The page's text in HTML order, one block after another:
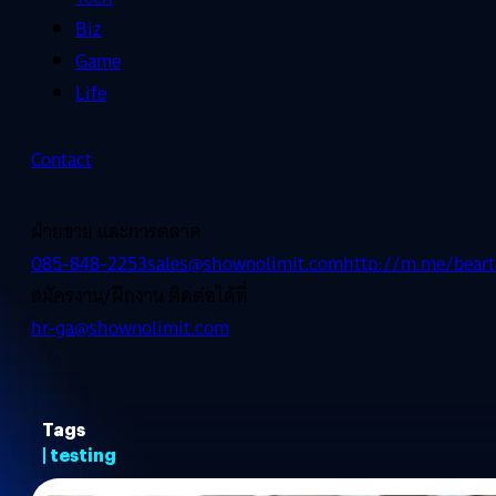
Biz
Game
Life
Contact
ฝ่ายขาย และการตลาด
085-848-2253sales@shownolimit.comhttp://m.me/
สมัครงาน/ฝึกงาน ติดต่อได้ที่
hr-ga@shownolimit.com
Tags
| testing